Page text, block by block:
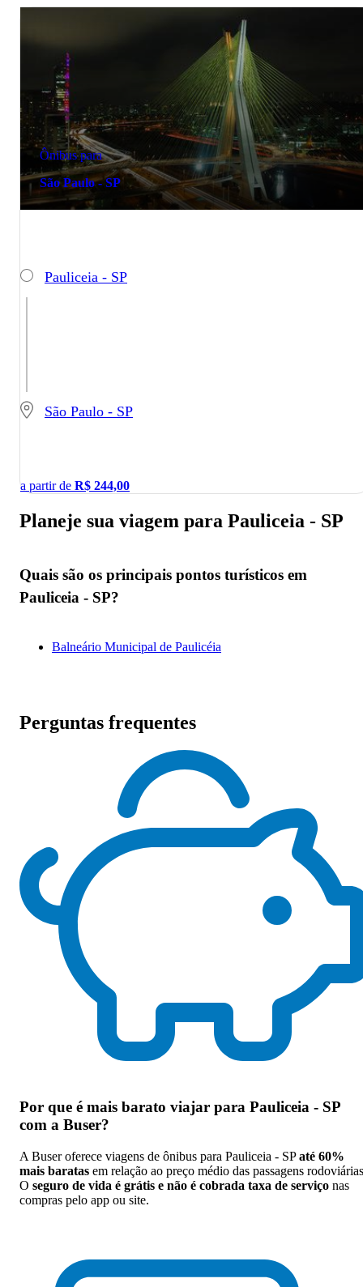
Ônibus para
São Paulo - SP
Pauliceia - SP
São Paulo - SP
a partir de R$ 244,00
Planeje sua viagem para Pauliceia - SP
Quais são os principais pontos turísticos em
Pauliceia - SP?
Balneário Municipal de Paulicéia
Perguntas frequentes
Por que é mais barato viajar para Pauliceia - SP
com a Buser?
A Buser oferece viagens de ônibus para Pauliceia - SPaté 60%
mais baratas em relação ao preço médio das passagens
O seguro de vida é grátis e não é cobrada taxa de serviço nas
compras pelo app ou site.